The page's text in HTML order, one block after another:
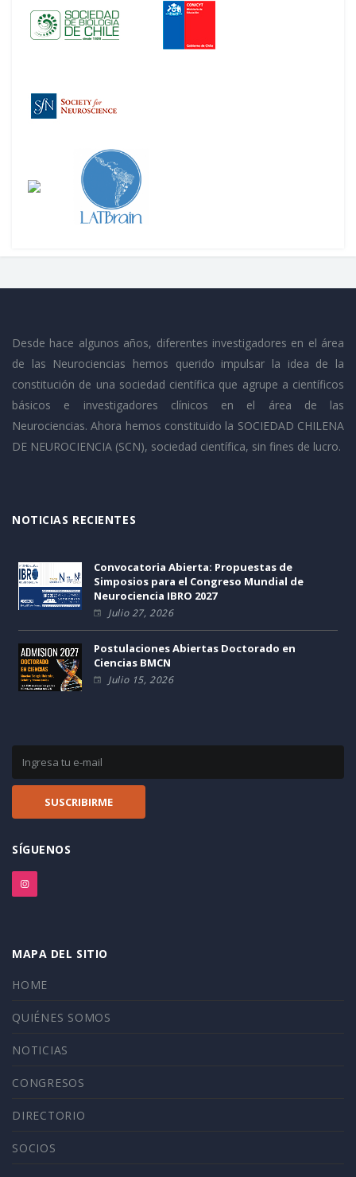
Desde hace algunos años, diferentes investigadores en el área
de las Neurociencias hemos querido impulsar la idea de la
constitución de una sociedad científica que agrupe a científicos
básicos e investigadores clínicos en el área de las
Neurociencias. Ahora hemos constituido la SOCIEDAD CHILENA
DE NEUROCIENCIA (SCN), sociedad científica, sin fines de lucro.
NOTICIAS RECIENTES
Convocatoria Abierta: Propuestas de
Simposios para el Congreso Mundial de
Neurociencia IBRO 2027
Julio 27, 2026
Postulaciones Abiertas Doctorado en
Ciencias BMCN
Julio 15, 2026
SÍGUENOS
MAPA DEL SITIO
HOME
QUIÉNES SOMOS
NOTICIAS
CONGRESOS
DIRECTORIO
SOCIOS